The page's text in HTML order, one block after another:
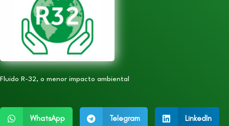
Fluido R-32, o menor impacto ambiental
WhatsApp Telegram LinkedIn